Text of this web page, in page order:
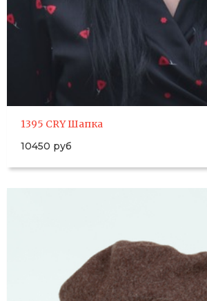
1395 CRY Шапка
10450 руб